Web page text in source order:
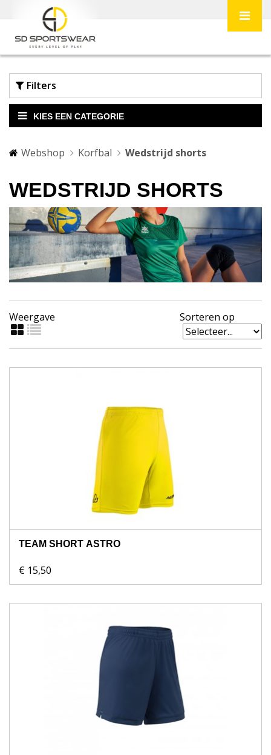
Filters
KIES EEN CATEGORIE
Webshop Korfbal Wedstrijd shorts
WEDSTRIJD SHORTS
Weergave Sorteren op
TEAM SHORT ASTRO
€ 15,50